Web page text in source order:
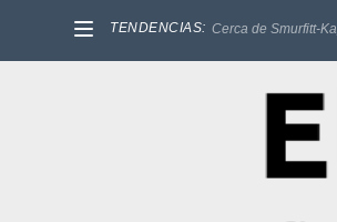
TENDENCIAS: Cerca de Smurfitt-